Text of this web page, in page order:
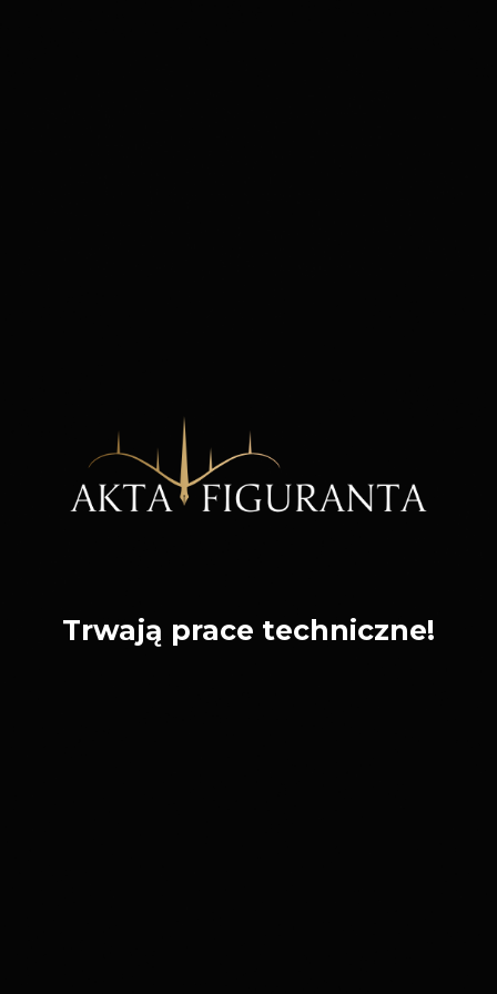
Trwają prace techniczne!